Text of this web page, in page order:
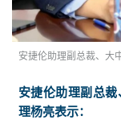
安捷伦助理副总裁、大
安捷伦助理副总
理杨亮表示：